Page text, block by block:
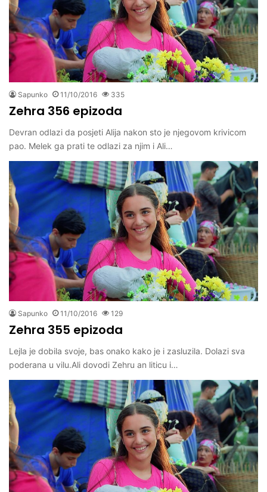
Sapunko 11/10/2016 335
Zehra 356 epizoda
Devran odlazi da posjeti Alija nakon sto je njegovom krivicom
pao. Melek ga prati te odlazi za njim i Ali…
Sapunko 11/10/2016 129
Zehra 355 epizoda
Lejla je dobila svoje, bas onako kako je i zasluzila. Dolazi sva
poderana u vilu.Ali dovodi Zehru an liticu i…